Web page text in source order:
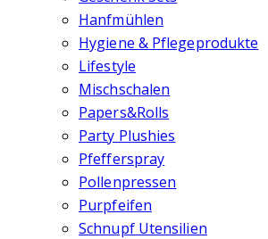
Hanfmühlen
Hygiene & Pflegeprodukte
Lifestyle
Mischschalen
Papers&Rolls
Party Plushies
Pfefferspray
Pollenpressen
Purpfeifen
Schnupf Utensilien